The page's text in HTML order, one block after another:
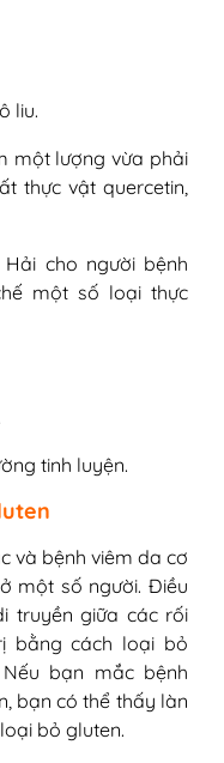
liu.
một lượng vừa phải
thực vật quercetin,
cho người bệnh
một số loại thực
tinh luyện.
và bệnh viêm da cơ
một số người. Điều
truyền giữa các rối
bằng cách loại bỏ
bạn mắc bệnh
bạn có thể thấy làn
bỏ gluten.